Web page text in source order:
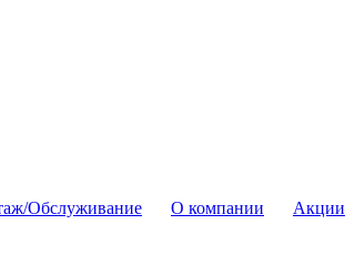
Обслуживание О компании Акции